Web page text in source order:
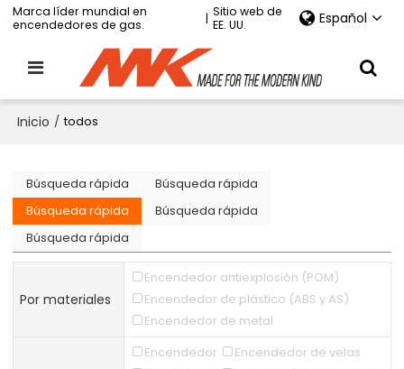
Marca líder mundial en
encendedores de gas.
| Sitio web de
EE. UU.
Español
Inicio / todos
Búsqueda rápida
Búsqueda rápida
Búsqueda rápida
Búsqueda rápida
Búsqueda rápida
Por materiales
Encendedor antiexplosión (POM)
Encendedor de plástico (ABS y AS)
Encendedor de metal
Encendedor
Encendedor de velas